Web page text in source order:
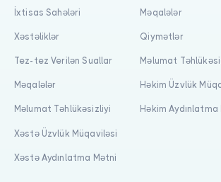
İxtisas Sahələri
Xəstəliklər
Tez-tez Verilən Suallar
Məqalələr
Məlumat Təhlükəsizliyi
Xəstə Üzvlük Müqaviləsi
Xəstə Aydınlatma Mətni
Məqalələr
Qiymətlər
Məlumat
Həkim Üzvlük
Həkim Aydınlatma